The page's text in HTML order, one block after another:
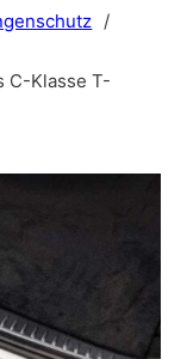
/
C-Klasse T-